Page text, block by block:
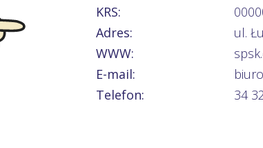
KRS:
Adres:
ul.
WWW:
E-mail:
Telefon:
34